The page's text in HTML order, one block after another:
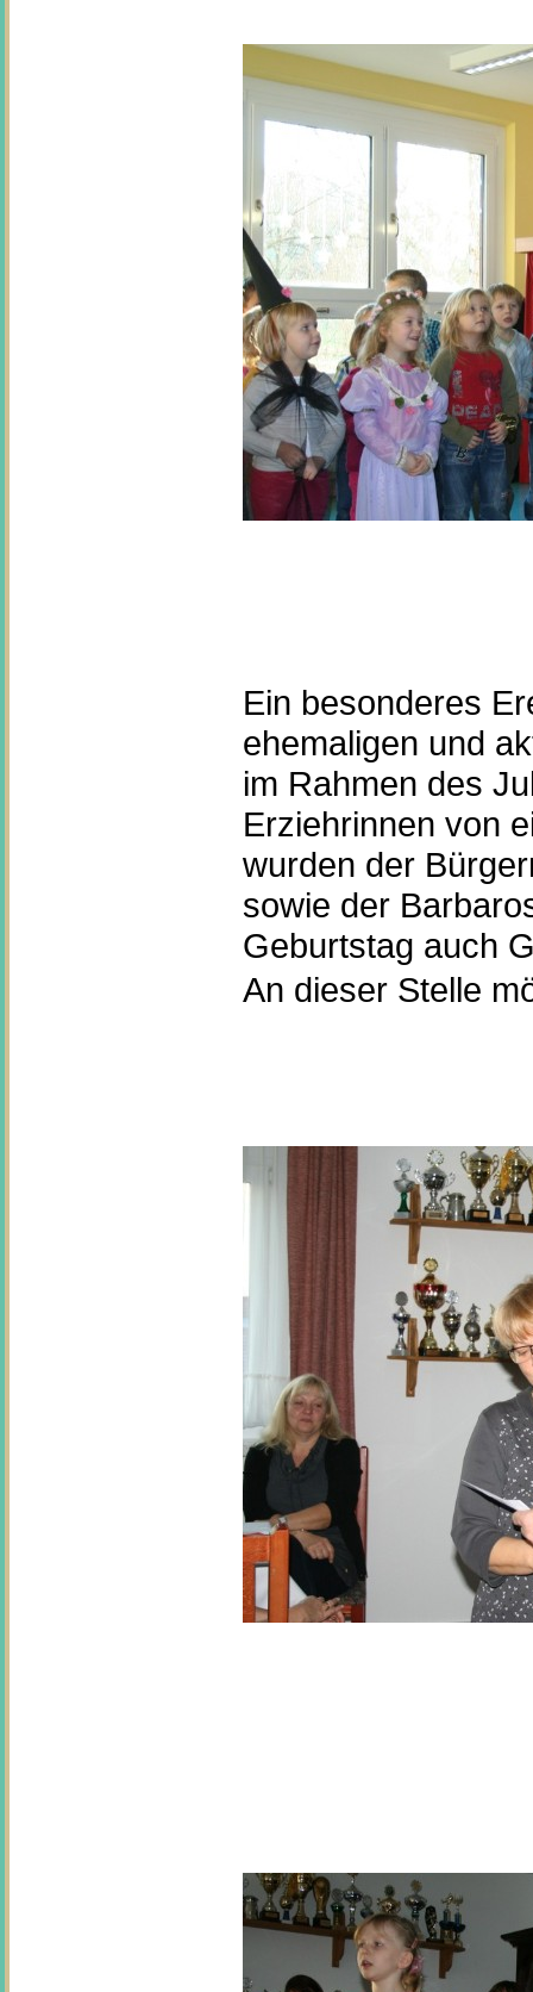
Ein besonderes
ehemaligen und
im Rahmen des
Erziehrinnen von
wurden der
sowie der
Geburtstag auch
An dieser Stelle